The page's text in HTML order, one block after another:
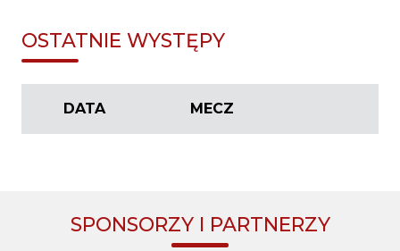
OSTATNIE WYSTĘPY
DATA MECZ
SPONSORZY I PARTNERZY